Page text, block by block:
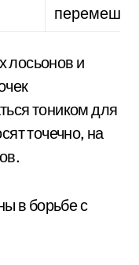
лосьонов и
тоником для
точечно, на